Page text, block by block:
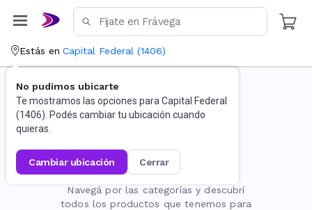
Estás en Capital Federal (1406)
No pudimos ubicarte
Te mostramos las opciones para Capital Federal
(1406). Podés cambiar tu ubicación cuando
quieras.
cambiar ubicación cerrar
La página no existe
Navegá por las categorías y descubrí
todos los productos que tenemos para